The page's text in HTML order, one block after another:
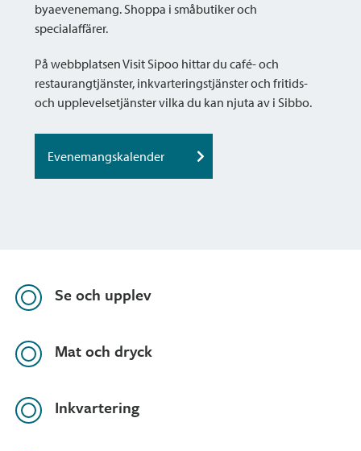
byaevenemang. Shoppa i småbutiker och
specialaffärer.
På webbplatsen Visit Sipoo hittar du café- och
restaurangtjänster, inkvarteringstjänster och fritids-
och upplevelsetjänster vilka du kan njuta av i Sibbo.
Evenemangskalender
Se och upplev
Mat och dryck
Inkvartering